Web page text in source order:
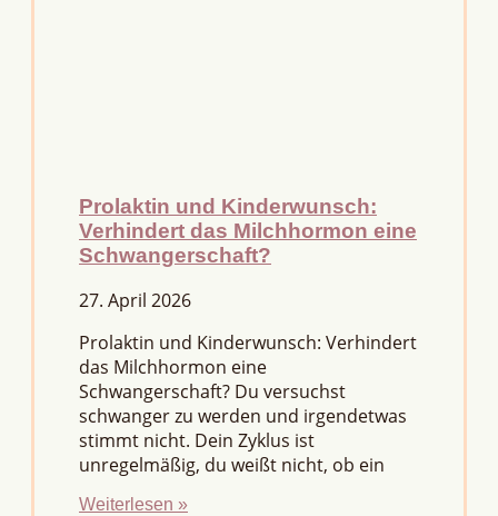
Prolaktin und Kinderwunsch:
Verhindert das Milchhormon eine
Schwangerschaft?
27. April 2026
Prolaktin und Kinderwunsch: Verhindert
das Milchhormon eine
Schwangerschaft? Du versuchst
schwanger zu werden und irgendetwas
stimmt nicht. Dein Zyklus ist
unregelmäßig, du weißt nicht, ob ein
Weiterlesen »